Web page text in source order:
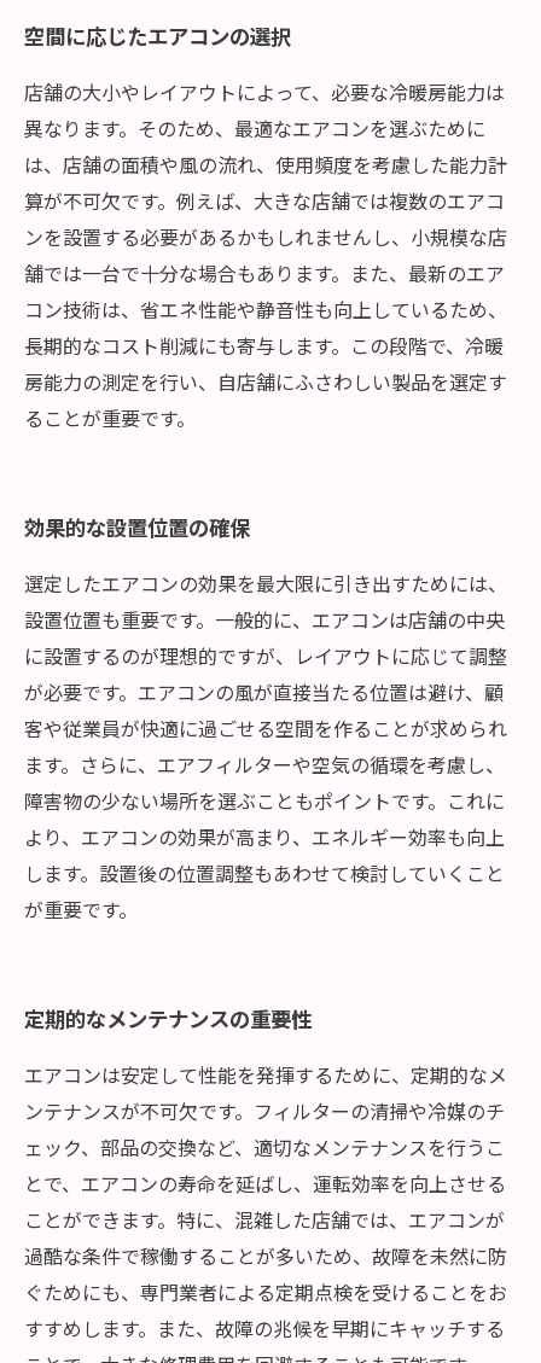
空間に応じたエアコンの選択
店舗の大小やレイアウトによって、必要な冷暖房能力は
異なります。そのため、最適なエアコンを選ぶために
は、店舗の面積や風の流れ、使用頻度を考慮した能力計
算が不可欠です。例えば、大きな店舗では複数のエアコ
ンを設置する必要があるかもしれませんし、小規模な店
舗では一台で十分な場合もあります。また、最新のエア
コン技術は、省エネ性能や静音性も向上しているため、
長期的なコスト削減にも寄与します。この段階で、冷暖
房能力の測定を行い、自店舗にふさわしい製品を選定す
ることが重要です。
効果的な設置位置の確保
選定したエアコンの効果を最大限に引き出すためには、
設置位置も重要です。一般的に、エアコンは店舗の中央
に設置するのが理想的ですが、レイアウトに応じて調整
が必要です。エアコンの風が直接当たる位置は避け、顧
客や従業員が快適に過ごせる空間を作ることが求められ
ます。さらに、エアフィルターや空気の循環を考慮し、
障害物の少ない場所を選ぶこともポイントです。これに
より、エアコンの効果が高まり、エネルギー効率も向上
します。設置後の位置調整もあわせて検討していくこと
が重要です。
定期的なメンテナンスの重要性
エアコンは安定して性能を発揮するために、定期的なメ
ンテナンスが不可欠です。フィルターの清掃や冷媒のチ
ェック、部品の交換など、適切なメンテナンスを行うこ
とで、エアコンの寿命を延ばし、運転効率を向上させる
ことができます。特に、混雑した店舗では、エアコンが
過酷な条件で稼働することが多いため、故障を未然に防
ぐためにも、専門業者による定期点検を受けることをお
すすめします。また、故障の兆候を早期にキャッチする